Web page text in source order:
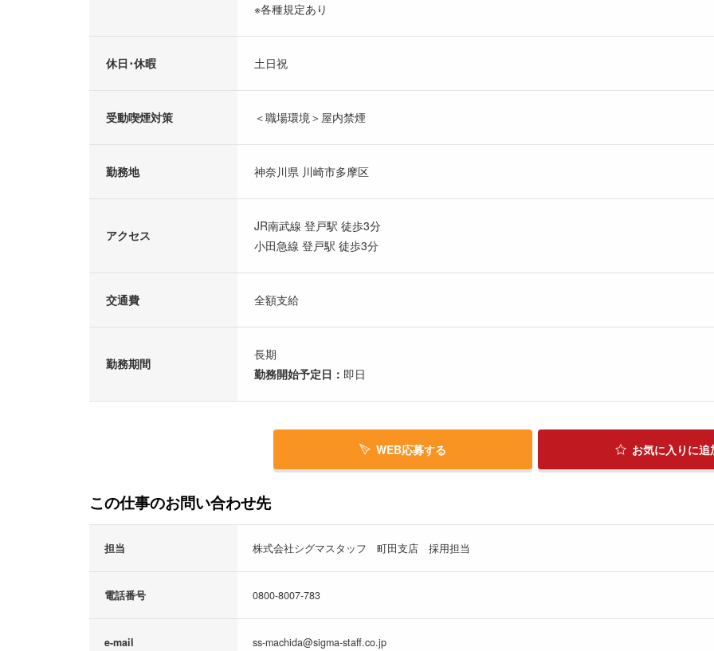
※各種規定あり
休日･休暇 土日祝
受動喫煙対策 ＜職場環境＞屋内禁煙
勤務地 神奈川県 川崎市多摩区
アクセス
JR南武線 登戸駅 徒歩3分
小田急線 登戸駅 徒歩3分
交通費 全額支給
勤務期間
長期
勤務開始予定日： 即日
WEB応募する お気に入り に追
この仕事のお問い合わせ先
担当 株式会社シグマスタッフ 町田支店 採用担当
電話番号 0800-8007-783
e-mail ss-machida@sigma-staff.co.jp